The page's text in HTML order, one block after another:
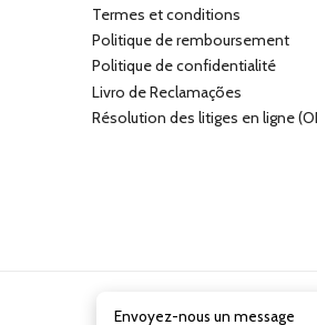
Termes et conditions
Politique de remboursement
Politique de confidentialité
Livro de Reclamações
Résolution des litiges en ligne
Envoyez-nous un message